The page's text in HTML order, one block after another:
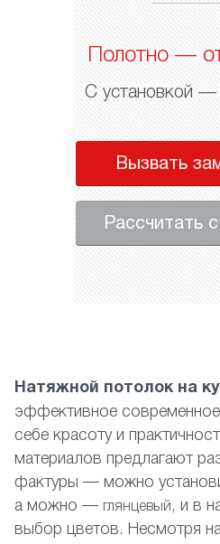
Полотно —
С установкой
Вызвать
Рассчитать
Н атяжной потолок на
эффективное
себе красоту и
материалов предлагают
фактуры — можно
а можно — глянцевый , и в
выбор цветов. Несмотря